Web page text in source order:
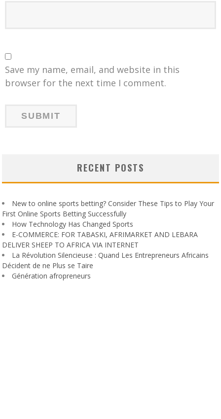
Save my name, email, and website in this
browser for the next time I comment.
RECENT POSTS
New to online sports betting? Consider These Tips to Play Your
First Online Sports Betting Successfully
How Technology Has Changed Sports
E-COMMERCE: FOR TABASKI, AFRIMARKET AND LEBARA
DELIVER SHEEP TO AFRICA VIA INTERNET
La Révolution Silencieuse : Quand Les Entrepreneurs Africains
Décident de ne Plus se Taire
Génération afropreneurs